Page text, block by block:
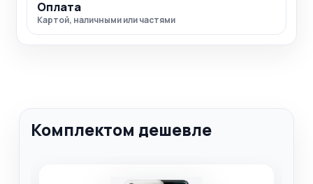
Оплата
Картой, наличными или частями
Комплектом дешевле